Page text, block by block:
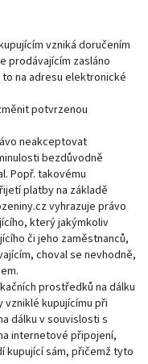
vzniká doručením
prodávajícím zasláno
na adresu elektronické
potvrzenou
neakceptovat
bezdůvodně
Popř. takovému
platby na základě
vyhrazuje právo
který jakýmkoliv
či jeho zaměstnanců,
choval se nevhodně,
prostředků na dálku
vzniklé kupujícímu při
dálku v souvislosti s
internetové připojení,
kupující sám, přičemž tyto